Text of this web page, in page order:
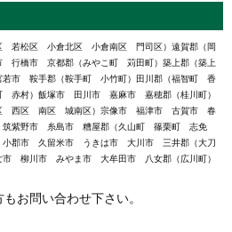
若松区 小倉北区 小倉南区 門司区）遠賀郡（岡
橋市 京都郡（みやこ町 苅田町）築上郡（築上
市 鞍手郡（鞍手町 小竹町）田川郡（福智町 香
村）飯塚市 田川市 嘉麻市 嘉穂郡（桂川町）
西区 南区 城南区）宗像市 福津市 古賀市 春
紫野市 糸島市 糟屋郡（久山町 篠栗町 志免
郡市 久留米市 うきは市 大川市 三井郡（大刀
柳川市 みやま市 大牟田市 八女郡（広川町）
お問い合わせ下さい。